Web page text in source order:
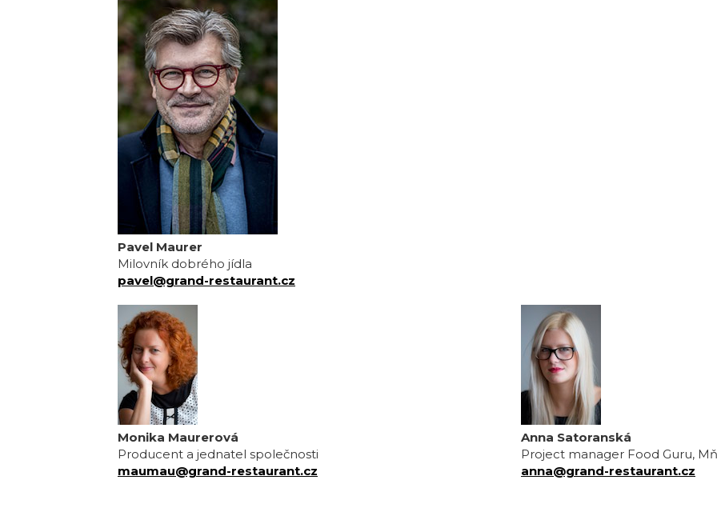
Pavel Maurer
Milovník dobrého jídla
pavel@grand-restaurant.cz
Monika Maurerová
Producent a jednatel společnosti
maumau@grand-restaurant.cz
Anna Satoranská
Project manager Food Guru,
anna@grand-restaurant.cz